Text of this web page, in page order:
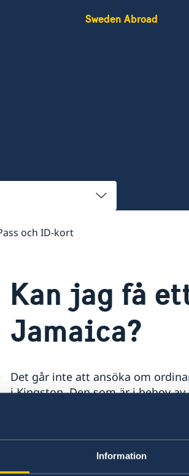
Information
Sweden Abroad
och ID-kort
Kan jag få
Jamaica?
Det går inte att ansöka om
i Kingston. Den som är i behov
får ta kontakt med Polisen i
möjligt att hämta ut nationellt
Kingston mot en
resehandlingen ska hämtas ut.